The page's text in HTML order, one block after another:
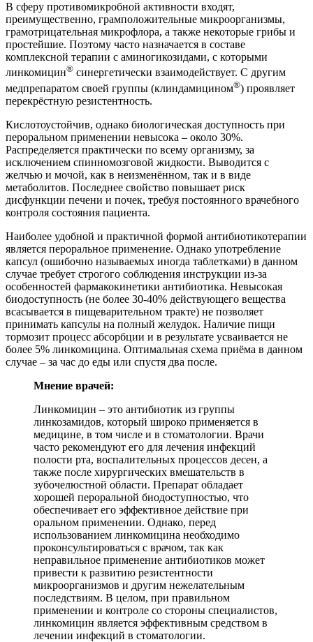
В сферу противомикробной активности входят,
преимущественно, грамположительные микроорганизмы,
грамотрицательная микрофлора, а также некоторые грибы и
простейшие. Поэтому часто назначается в составе
комплексной терапии с аминогикозидами, с которыми
линкомицин® синергетически взаимодействует. С другим
медпрепаратом своей группы (клиндамицином®) проявляет
перекрёстную резистентность.
Кислотоустойчив, однако биологическая доступность при
пероральном применении невысока – около 30%.
Распределяется практически по всему организму, за
исключением спинномозговой жидкости. Выводится с
желчью и мочой, как в неизменённом, так и в виде
метаболитов. Последнее свойство повышает риск
дисфункции печени и почек, требуя постоянного врачебного
контроля состояния пациента.
Наиболее удобной и практичной формой антибиотикотерапии
является пероральное применение. Однако употребление
капсул (ошибочно называемых иногда таблетками) в данном
случае требует строгого соблюдения инструкции из-за
особенностей фармакокинетики антибиотика. Невысокая
биодоступность (не более 30-40% действующего вещества
всасывается в пищеварительном тракте) не позволяет
принимать капсулы на полный желудок. Наличие пищи
тормозит процесс абсорбции и в результате усваивается не
более 5% линкомицина. Оптимальная схема приёма в данном
случае – за час до еды или спустя два после.
Мнение врачей:
Линкомицин – это антибиотик из группы
линкозамидов, который широко применяется в
медицине, в том числе и в стоматологии. Врачи
часто рекомендуют его для лечения инфекций
полости рта, воспалительных процессов десен, а
также после хирургических вмешательств в
зубочелюстной области. Препарат обладает
хорошей пероральной биодоступностью, что
обеспечивает его эффективное действие при
оральном применении. Однако, перед
использованием линкомицина необходимо
проконсультироваться с врачом, так как
неправильное применение антибиотиков может
привести к развитию резистентности
микроорганизмов и другим нежелательным
последствиям. В целом, при правильном
применении и контроле со стороны специалистов,
линкомицин является эффективным средством в
лечении инфекций в стоматологии.